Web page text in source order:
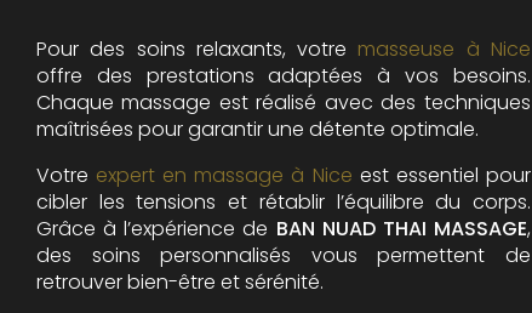
Pour des soins relaxants, votre masseuse à Nice
offre des prestations adaptées à vos besoins.
Chaque massage est réalisé avec des techniques
maîtrisées pour garantir une détente optimale.
Votre expert en massage à Nice est essentiel pour
cibler les tensions et rétablir l’équilibre du corps.
Grâce à l’expérience de BAN NUAD THAI MASSAGE,
des soins personnalisés vous permettent de
retrouver bien-être et sérénité.